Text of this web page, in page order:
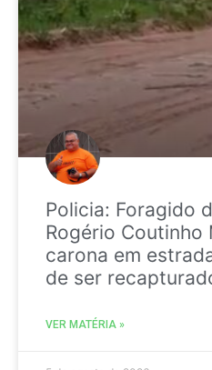
Policia: Foragido
Rogério Coutinho
carona em
de ser
VER MATÉRIA »